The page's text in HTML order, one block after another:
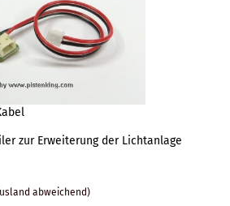
zur Erweiterung der Lichtanlage
abweichend)